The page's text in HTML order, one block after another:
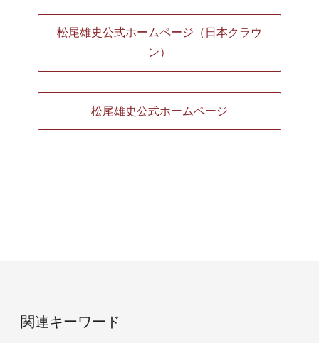
松尾雄史公式ホームページ（日本クラウ
ン）
松尾雄史公式ホームページ
関連キーワード